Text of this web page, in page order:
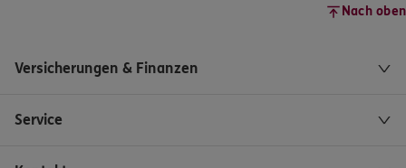
Nach oben
Versicherungen & Finanzen
Service